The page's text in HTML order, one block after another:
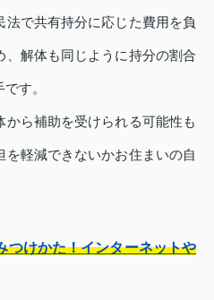
で共有持分に応じた費用を負
解体も同じように持分の割合
す。
ら補助を受けられる可能性も
軽減できないかお住まいの自
つけかた！インターネットや